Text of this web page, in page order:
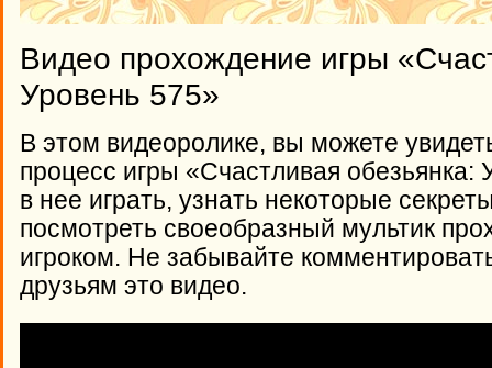
Видео прохождение игры
Уровень 575»
В этом видеоролике, вы можете
процесс игры «Счастливая обезьянка:
в нее играть, узнать некоторые
посмотреть своеобразный мультик
игроком. Не забывайте
друзьям это видео.